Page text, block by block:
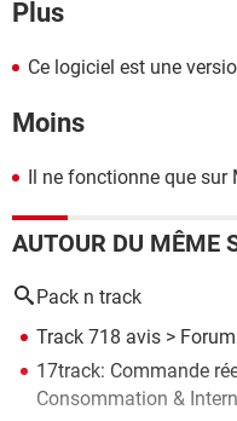
Plus
Ce logiciel est une
Moins
Il ne fonctionne que sur
AUTOUR DU MÊME
Pack n track
Track 718 avis >
17track: Commande
Consommation &